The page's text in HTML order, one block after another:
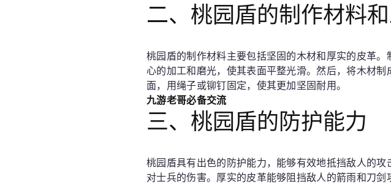
二、桃园盾的制作材料
桃园盾的制作材料主要包括坚固的木材和厚实的皮革
心的加工和磨光，使其表面平整光滑。然后，将木材
面，用绳子或铆钉固定，使其更加坚固耐用。
九游老哥必备交流
三、桃园盾的防护能力
桃园盾具有出色的防护能力，能够有效地抵挡敌人的
对士兵的伤害。厚实的皮革能够阻挡敌人的箭雨和刀